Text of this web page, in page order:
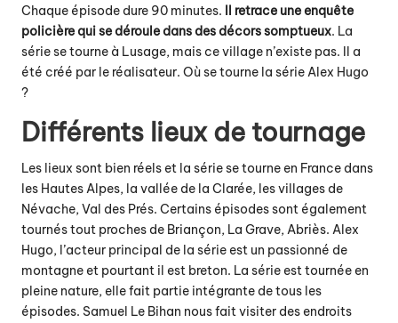
Chaque épisode dure 90 minutes. Il retrace une enquête
policière qui se déroule dans des décors somptueux. La
série se tourne à Lusage, mais ce village n’existe pas. Il a
été créé par le réalisateur. Où se tourne la série Alex Hugo
?
Différents lieux de tournage
Les lieux sont bien réels et la série se tourne en France dans
les Hautes Alpes, la vallée de la Clarée, les villages de
Névache, Val des Prés. Certains épisodes sont également
tournés tout proches de Briançon, La Grave, Abriès. Alex
Hugo, l’acteur principal de la série est un passionné de
montagne et pourtant il est breton. La série est tournée en
pleine nature, elle fait partie intégrante de tous les
épisodes. Samuel Le Bihan nous fait visiter des endroits